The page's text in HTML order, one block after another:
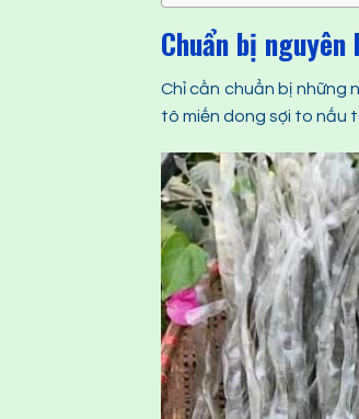
Chuẩn bị nguyên
Chỉ cần chuẩn bị những
tô miến dong sợi to nấu